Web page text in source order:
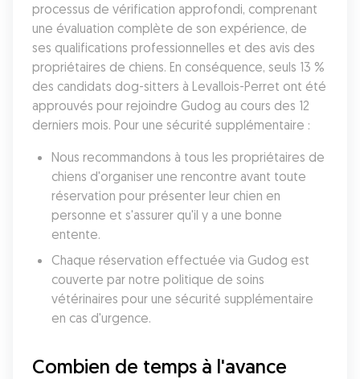
processus de vérification approfondi, comprenant
une évaluation complète de son expérience, de
ses qualifications professionnelles et des avis des
propriétaires de chiens. En conséquence, seuls 13 %
des candidats dog-sitters à Levallois-Perret ont été
approuvés pour rejoindre Gudog au cours des 12
derniers mois. Pour une sécurité supplémentaire :
Nous recommandons à tous les propriétaires de
chiens d'organiser une rencontre avant toute
réservation pour présenter leur chien en
personne et s'assurer qu'il y a une bonne
entente.
Chaque réservation effectuée via Gudog est
couverte par notre politique de soins
vétérinaires pour une sécurité supplémentaire
en cas d'urgence.
Combien de temps à l'avance